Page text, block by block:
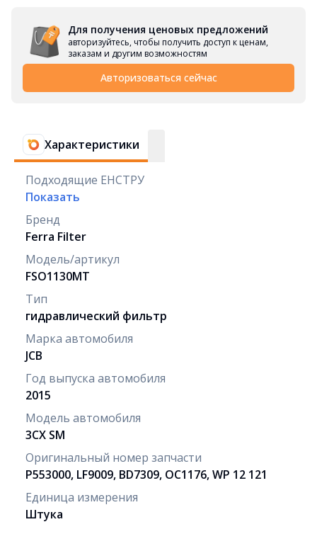
Для получения ценовых предложений
авторизуйтесь, чтобы получить доступ к ценам,
заказам и другим возможностям
Авторизоваться сейчас
Характеристики
Подходящие ЕНСТРУ
Показать
Бренд
Ferra Filter
Модель/артикул
FSO1130MT
Тип
гидравлический фильтр
Марка автомобиля
JCB
Год выпуска автомобиля
2015
Модель автомобиля
3CX SM
Оригинальный номер запчасти
P553000, LF9009, BD7309, OC1176, WP 12 121
Единица измерения
Штука